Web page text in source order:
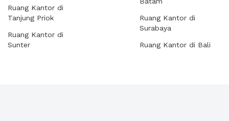
Ruang Kantor di
Tanjung Priok
Ruang Kantor di
Sunter
Ruang Kantor di
Surabaya
Ruang Kantor di Bali